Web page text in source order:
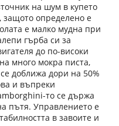
на шум в купето
защото определено е
е малко мудна при
гърба си за
до по-високи
много мокра писта,
доближа дори на 50%
и въпреки
то се държа
пътя. Управлението е
в завоите и